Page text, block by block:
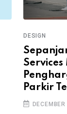
DESIGN
Parkir